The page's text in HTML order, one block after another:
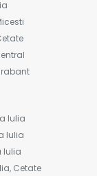
Iulia
Iulia
Iulia
Cetate